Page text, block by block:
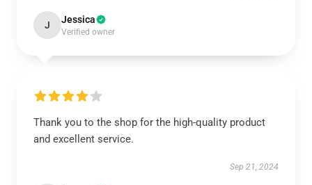
J Jessica
Verified owner
Thank you to the shop for the high-quality product
and excellent service.
Sep 21, 2024